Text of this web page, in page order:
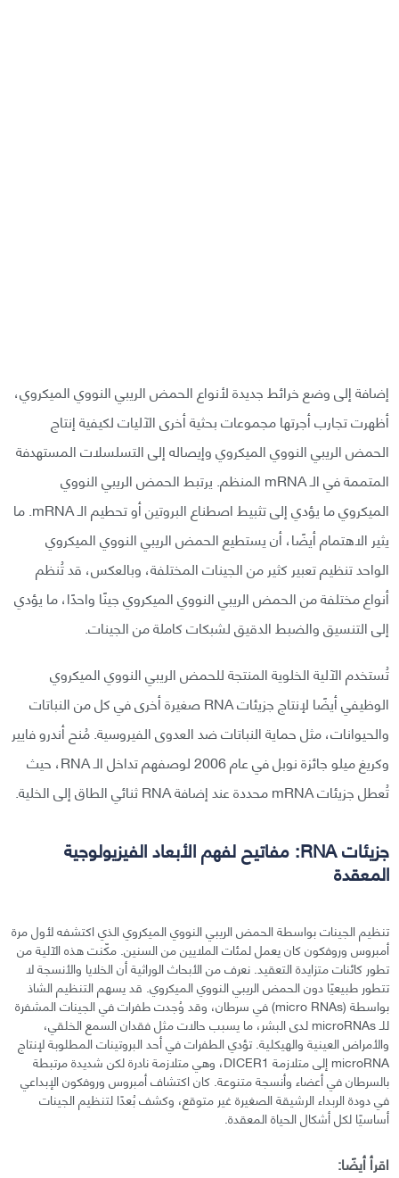
إضافة إلى وضع خرائط جديدة لأنواع الحمض الريبي النووي الميكروي،
أظهرت تجارب أجرتها مجموعات بحثية أخرى الآليات لكيفية إنتاج
الحمض الريبي النووي الميكروي وإيصاله إلى التسلسلات المستهدفة
المتممة في الـ mRNA المنظم. يرتبط الحمض الريبي النووي
الميكروي ما يؤدي إلى تثبيط اصطناع البروتين أو تحطيم الـ mRNA. ما
يثير الاهتمام أيضًا، أن يستطيع الحمض الريبي النووي الميكروي
الواحد تنظيم تعبير كثير من الجينات المختلفة، وبالعكس، قد تُنظم
أنواع مختلفة من الحمض الريبي النووي الميكروي جينًا واحدًا، ما يؤدي
إلى التنسيق والضبط الدقيق لشبكات كاملة من الجينات.
تُستخدم الآلية الخلوية المنتجة للحمض الريبي النووي الميكروي
الوظيفي أيضًا لإنتاج جزيئات RNA صغيرة أخرى في كل من النباتات
والحيوانات، مثل حماية النباتات ضد العدوى الفيروسية. مُنح أندرو فايير
وكريغ ميلو جائزة نوبل في عام 2006 لوصفهم تداخل الـ RNA، حيث
تُعطل جزيئات mRNA محددة عند إضافة RNA ثنائي الطاق إلى الخلية.
جزیئات RNA: مفاتیح لفهم الأبعاد الفیزیولوجیة
المعقدة
تنظيم الجينات بواسطة الحمض الريبي النووي الميكروي الذي اكتشفه لأول مرة
أمبروس وروفكون كان يعمل لمئات الملايين من السنين. مكّنت هذه الآلية من
تطور كائنات متزايدة التعقيد. نعرف من الأبحاث الوراثية أن الخلايا والأنسجة لا
تتطور طبيعيًا دون الحمض الريبي النووي الميكروي. قد يسهم التنظيم الشاذ
بواسطة (micro RNAs) في سرطان، وقد وُجدت طفرات في الجينات المشفرة
للـ microRNAs لدى البشر، ما يسبب حالات مثل فقدان السمع الخلقي،
والأمراض العينية والهيكلية. تؤدي الطفرات في أحد البروتينات المطلوبة لإنتاج
microRNA إلى متلازمة DICER1، وهي متلازمة نادرة لكن شديدة مرتبطة
بالسرطان في أعضاء وأنسجة متنوعة. كان اكتشاف أمبروس وروفكون الإبداعي
في دودة الربداء الرشيقة الصغيرة غير متوقع، وكشف بُعدًا لتنظيم الجينات
أساسيًا لكل أشكال الحياة المعقدة.
اقرأ أيضًا: